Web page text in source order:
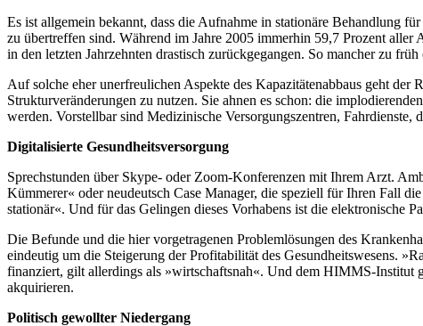
Es ist allgemein bekannt, dass die Aufnahme in stationäre Behandlung
zu übertreffen sind. Während im Jahre 2005 immerhin 59,7 Prozent
in den letzten Jahrzehnten drastisch zurückgegangen. So mancher zu
Auf solche eher unerfreulichen Aspekte des Kapazitätenabbaus geht
Strukturveränderungen zu nutzen. Sie ahnen es schon: die
werden. Vorstellbar sind Medizinische Versorgungszentren,
Digitalisierte Gesundheitsversorgung
Sprechstunden über Skype- oder Zoom-Konferenzen mit Ihrem Arzt.
Kümmerer« oder neudeutsch Case Manager, die speziell für Ihren Fall
stationär«. Und für das Gelingen dieses Vorhabens ist die elektronische
Die Befunde und die hier vorgetragenen Problemlösungen des
eindeutig um die Steigerung der Profitabilität des Gesundheitswesens.
finanziert, gilt allerdings als »wirtschaftsnah«. Und dem HIMMS-Institut
akquirieren.
Politisch gewollter Niedergang